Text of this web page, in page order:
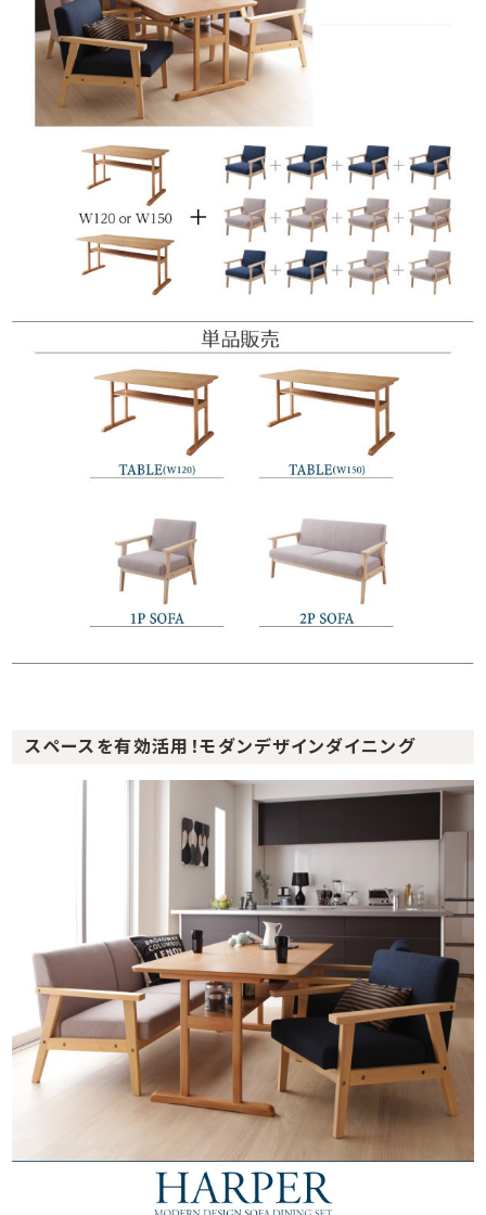
スペースを有効活用！モダンデザインダイニング